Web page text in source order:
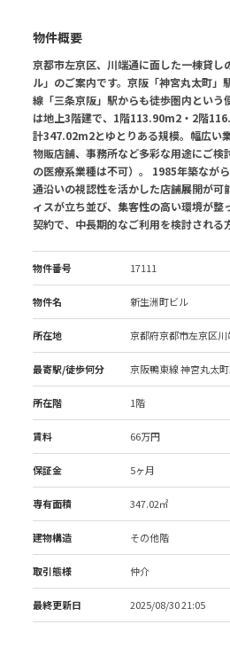
物件概要
京都市左京区、川端通に面した一棟貸し
ル」のご案内です。京阪「神宮丸太町」
線「三条京阪」駅からも徒歩圏内という
は地上3階建で、1階113.90m2・2階
計347.02m2とゆとりある規模。幅広い
物販店舗、事務所など多彩な用途にご
の医療系業種は不可）。 1985年築なが
通沿いの視認性を活かした店舗展開が可
ィスが立ち並び、集客性の高い環境が整
契約で、中長期的なご利用を検討される
物件番号 17111
物件名 新生洲町ビル
所在地 京都府京都市左京区
最寄駅/徒歩何分 京阪鴨東線 神宮丸太
所在階 1階
賃料 66万円
保証金 5ヶ月
専有面積 347.02㎡
建物構造 その他階
取引態様 仲介
最終更新日 2025/08/30 21:05